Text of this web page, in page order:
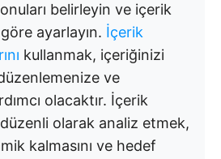
belirleyin ve içerik
ayarlayın. İçerik
kullanmak, içeriğinizi
ve
olacaktır. İçerik
düzenli olarak analiz etmek,
kalmasını ve hedef